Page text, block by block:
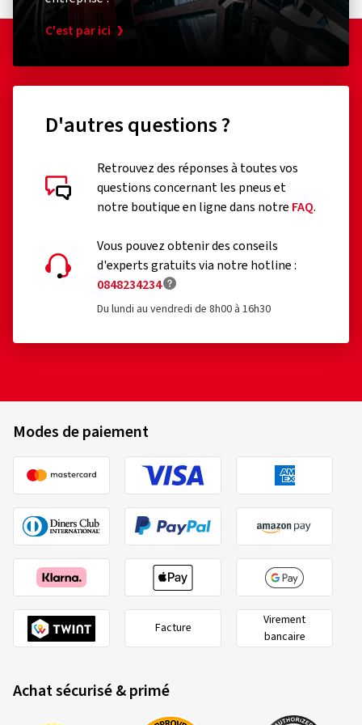
C'est par ici
D'autres questions ?
Retrouvez des réponses à toutes vos
questions concernant les pneus et
notre boutique en ligne dans notre FAQ.
Vous pouvez obtenir des conseils
d'experts gratuits via notre hotline :
0848234234
Du lundi au vendredi de 8h00 à 16h30
Modes de paiement
Facture
Virement
bancaire
Achat sécurisé & primé